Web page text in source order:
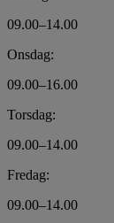
09.00–14.00
Onsdag:
09.00–16.00
Torsdag:
09.00–14.00
Fredag:
09.00–14.00